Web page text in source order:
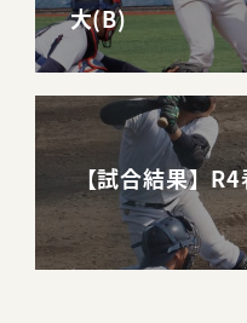
大(B)
【試合結果】